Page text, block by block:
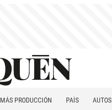
MÁS PRODUCCIÓN PAÍS AUTOS